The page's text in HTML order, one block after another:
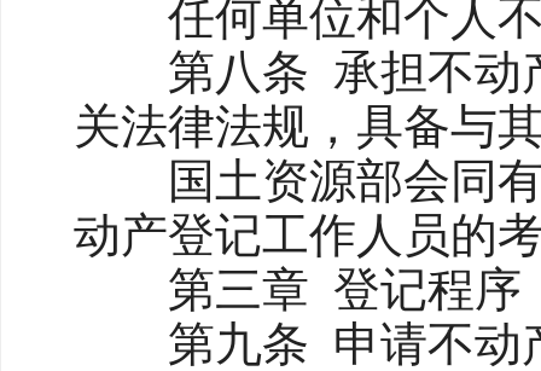
任何单位和个人不
第八条 承担不动产
关法律法规，具备与
国土资源部会同有
动产登记工作人员的
第三章 登记程序
第九条 申请不动产